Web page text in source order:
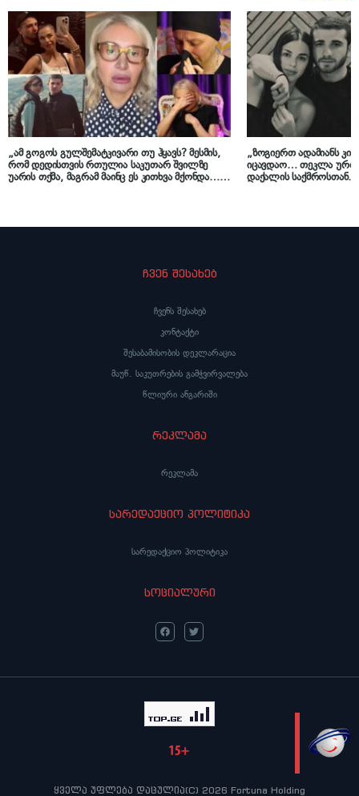
LIVE
„ამ გოგოს გულშემატკივარი თუ ჰყავს? მესმის,
რომ დედისთვის რთულია საკუთარ შვილზე
უარის თქმა, მაგრამ მაინც ეს კითხვა მქონდა…“
„ზოგიერთ ადამიანს
იცავდაო… თეკლა
დაქალის საქმროსთან…
ჩვენ შესახებ
ჩვენს შესახებ
კონტაქტი
შესაბამისობის დეკლარაცია
მაუწ. საკუთრების გამჭვირვალება
წლიური ანგარიში
რეკლამა
რეკლამა
სარედაქციო პოლიტიკა
სარედაქციო პოლიტიკა
სოციალური
ყველა უფლება დაცულია(C) 2026 Fortuna Holding